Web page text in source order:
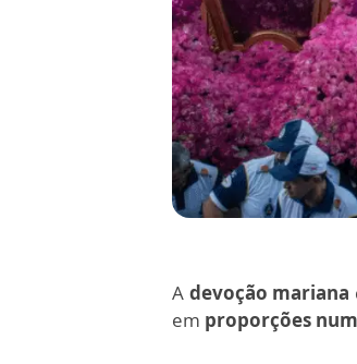
A devoção mariana
em proporções